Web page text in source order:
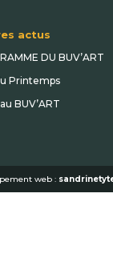
actus
DU BUV’ART
Printemps
BUV’ART
web :